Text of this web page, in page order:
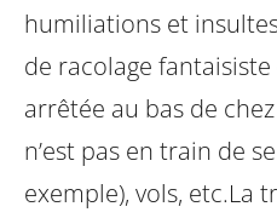
humiliations et
de racolage
arrêtée au bas de
n’est pas en train de
exemple), vols, etc.La